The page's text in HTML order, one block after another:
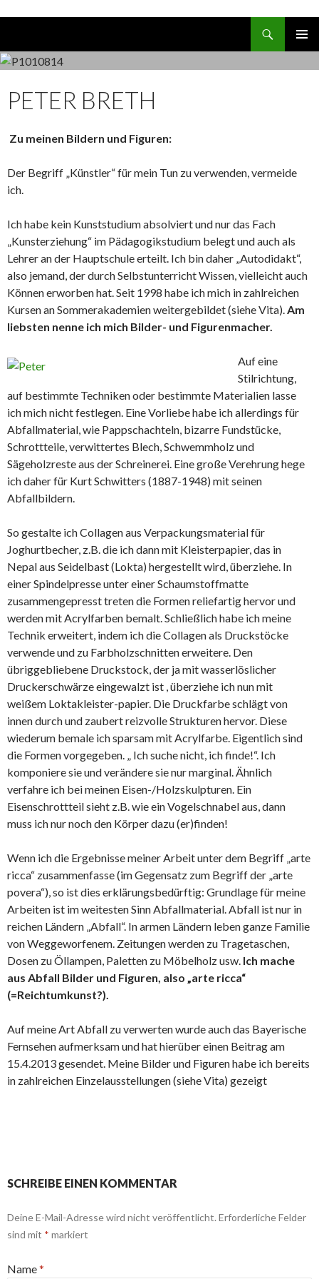
MENÜ
PETER BRETH
Zu meinen Bildern und Figuren:
Der Begriff „Künstler“ für mein Tun zu verwenden, vermeide
ich.
Ich habe kein Kunststudium absolviert und nur das Fach
„Kunsterziehung“ im Pädagogikstudium belegt und auch als
Lehrer an der Hauptschule erteilt. Ich bin daher „Autodidakt“,
also jemand, der durch Selbstunterricht Wissen, vielleicht auch
Können erworben hat. Seit 1998 habe ich mich in zahlreichen
Kursen an Sommerakademien weitergebildet (siehe Vita).Am
liebsten nenne ich mich Bilder- und Figurenmacher.
Auf eine
Stilrichtung,
auf bestimmte Techniken oder bestimmte Materialien lasse
ich mich nicht festlegen. Eine Vorliebe habe ich allerdings für
Abfallmaterial, wie Pappschachteln, bizarre Fundstücke,
Schrottteile, verwittertes Blech, Schwemmholz und
Sägeholzreste aus der Schreinerei. Eine große Verehrung hege
ich daher für Kurt Schwitters (1887-1948) mit seinen
Abfallbildern.
So gestalte ich Collagen aus Verpackungsmaterial für
Joghurtbecher, z.B. die ich dann mit Kleisterpapier, das in
Nepal aus Seidelbast (Lokta) hergestellt wird, überziehe. In
einer Spindelpresse unter einer Schaumstoffmatte
zusammengepresst treten die Formen reliefartig hervor und
werden mit Acrylfarben bemalt. Schließlich habe ich meine
Technik erweitert, indem ich die Collagen als Druckstöcke
verwende und zu Farbholzschnitten erweitere. Den
übriggebliebene Druckstock, der ja mit wasserlöslicher
Druckerschwärze eingewalzt ist , überziehe ich nun mit
weißem Loktakleister-papier. Die Druckfarbe schlägt von
innen durch und zaubert reizvolle Strukturen hervor. Diese
wiederum bemale ich sparsam mit Acrylfarbe. Eigentlich sind
die Formen vorgegeben. „ Ich suche nicht, ich finde!“. Ich
komponiere sie und verändere sie nur marginal. Ähnlich
verfahre ich bei meinen Eisen-/Holzskulpturen. Ein
Eisenschrottteil sieht z.B. wie ein Vogelschnabel aus, dann
muss ich nur noch den Körper dazu (er)finden!
Wenn ich die Ergebnisse meiner Arbeit unter dem Begriff „arte
ricca“ zusammenfasse (im Gegensatz zum Begriff der „arte
povera“), so ist dies erklärungsbedürftig: Grundlage für meine
Arbeiten ist im weitesten Sinn Abfallmaterial. Abfall ist nur in
reichen Ländern „Abfall“. In armen Ländern leben ganze Familie
von Weggeworfenem. Zeitungen werden zu Tragetaschen,
Dosen zu Öllampen, Paletten zu Möbelholz usw. Ich mache
aus Abfall Bilder und Figuren, also „arte ricca“
(=Reichtumkunst?).
Auf meine Art Abfall zu verwerten wurde auch das Bayerische
Fernsehen aufmerksam und hat hierüber einen Beitrag am
15.4.2013 gesendet. Meine Bilder und Figuren habe ich bereits
in zahlreichen Einzelausstellungen (siehe Vita) gezeigt
SCHREIBE EINEN KOMMENTAR
Deine E-Mail-Adresse wird nicht veröffentlicht. Erforderliche Felder
sind mit * markiert
Name*